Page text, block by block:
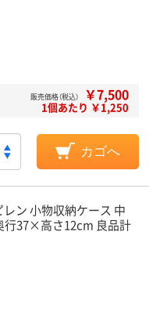
販売価格（税込） ￥7,500
1個あたり ￥1,250
カゴへ
ン 小物収納ケース 中
行37×高さ12cm 良品計